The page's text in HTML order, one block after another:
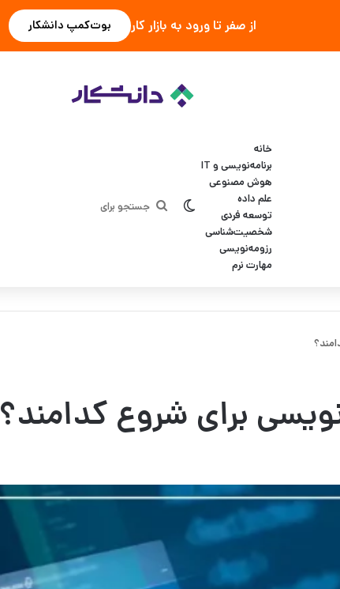
از صفر تا ورود به بازار کار بوت‌کمپ دانشکار
خانه
برنامه‌نویسی و IT
هوش مصنوعی
علم داده
توسعه فردی
شخصیت‌شناسی
رزومه‌نویسی
مهارت نرم
تغییر پوسته
جستجو
برای شروع کدامند؟